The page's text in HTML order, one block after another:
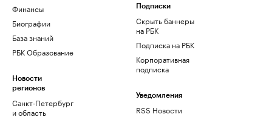
Финансы
Биографии
База знаний
РБК Образование
Новости
регионов
Санкт-Петербург
и область
Подписки
Скрыть баннеры
на РБК
Подписка на РБК
Корпоративная
подписка
Уведомления
RSS Новости